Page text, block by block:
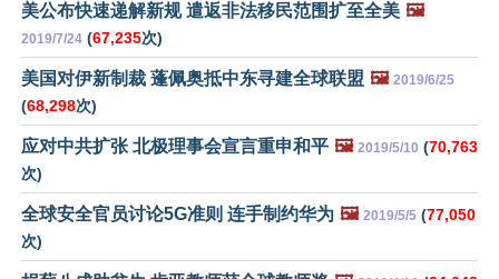
美公布快速递解新规 遣返非法移民范围扩至全美 🖼️
2019/7/24 (67,235次)
美国对伊新制裁 蓬佩奥抵中东寻建全球联盟 🖼️ 2019/6/25
(68,298次)
应对中共扩张 北极理事会宣言重申和平 🖼️ 2019/5/10 (70,763
次)
全球安全官员讨论5G准则 连手制约华为 🖼️ 2019/5/5 (77,050
次)